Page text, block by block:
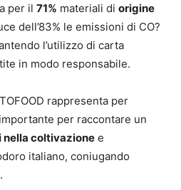
per il 71% materiali di origine
dell’83% le emissioni di CO?
l’utilizzo di carta
in modo responsabile.
rappresenta per
per raccontare un
nella coltivazione e
italiano, coniugando